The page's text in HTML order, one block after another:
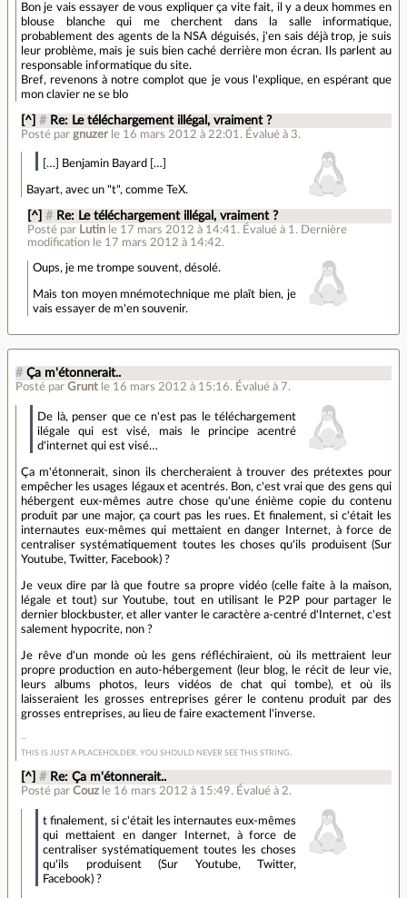
Bon je vais essayer de vous expliquer ça vite fait, il y a deux hommes en
blouse blanche qui me cherchent dans la salle informatique,
probablement des agents de la NSA déguisés, j'en sais déjà trop, je suis
leur problème, mais je suis bien caché derrière mon écran. Ils parlent au
responsable informatique du site.
Bref, revenons à notre complot que je vous l'explique, en espérant que
mon clavier ne se blo
[^] # Re: Le téléchargement illégal, vraiment ?
Posté pargnuzer le 16 mars 2012 à 22:01 . Évalué à 3.
[…] Benjamin Bayard […]
Bayart, avec un "t", comme TeX.
[^] # Re: Le téléchargement illégal, vraiment ?
Posté par Lutin le 17 mars 2012 à 14:41 . Évalué à 1 . Dernière
modification le 17 mars 2012 à 14:42.
Oups, je me trompe souvent, désolé.
Mais ton moyen mnémotechnique me plaît bien, je
vais essayer de m'en souvenir.
# Ça m'étonnerait..
Posté par Grunt le 16 mars 2012 à 15:16. Évalué à 7.
De là, penser que ce n'est pas le téléchargement
ilégale qui est visé, mais le principe acentré
d'internet qui est visé…
Ça m'étonnerait, sinon ils chercheraient à trouver des prétextes pour
empêcher les usages légaux et acentrés. Bon, c'est vrai que des gens qui
hébergent eux-mêmes autre chose qu'une énième copie du contenu
produit par une major, ça court pas les rues. Et finalement, si c'était les
internautes eux-mêmes qui mettaient en danger Internet, à force de
centraliser systématiquement toutes les choses qu'ils produisent (Sur
Youtube, Twitter, Facebook) ?
Je veux dire par là que foutre sa propre vidéo (celle faite à la maison,
légale et tout) sur Youtube, tout en utilisant le P2P pour partager le
dernier blockbuster, et aller vanter le caractère a-centré d'Internet, c'est
salement hypocrite, non ?
Je rêve d'un monde où les gens réfléchiraient, où ils mettraient leur
propre production en auto-hébergement (leur blog, le récit de leur vie,
leurs albums photos, leurs vidéos de chat qui tombe), et où ils
laisseraient les grosses entreprises gérer le contenu produit par des
grosses entreprises, au lieu de faire exactement l'inverse.
THIS IS JUST A PLACEHOLDER. YOU SHOULD NEVER SEE THIS STRING.
[^] # Re: Ça m'étonnerait..
Posté parCouz le 16 mars 2012 à 15:49. Évalué à 2.
t finalement, si c'était les internautes eux-mêmes
qui mettaient en danger Internet, à force de
centraliser systématiquement toutes les choses
qu'ils produisent (Sur Youtube, Twitter,
Facebook) ?